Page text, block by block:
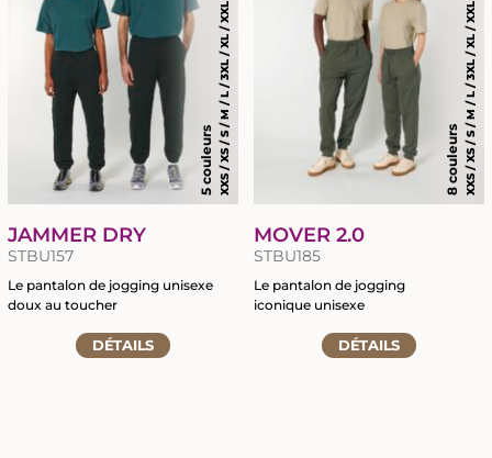
SIGNALÉTIQUE ÉVÈNEMENTIELLE
OBJETS PROMOTIONNELS
TRANSFERTS SÉRIGRAPHIQUES
NOUVEAUTÉ : LE DTF
5 couleursXXS / XS / S / M / L / 3XL / XL / XXL
JAMMER DRY
STBU157
Le pantalon de jogging unisexe
doux au toucher
DÉTAILS
8 couleursXXS / XS / S / M / L / 3XL / XL / XXL
MOVER 2.0
STBU185
Le pantalon de jogging
iconique unisexe
DÉTAILS